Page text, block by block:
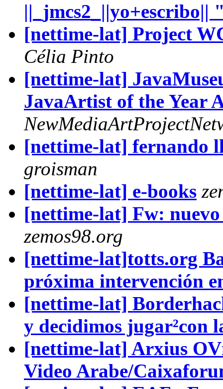
||_jmcs2_||yo+escribo||
[nettime-lat] Project
Célia Pinto
[nettime-lat]
JavaArtist of the Year
[nettime-lat] fernando
groisman
[nettime-lat] e-books
[nettime-lat] Fw:
zemos98.org
[nettime-lat]totts.org
próxima intervención
[nettime-lat]
y decidimos jugar²con
[nettime-lat] Arxius
Video Arabe/